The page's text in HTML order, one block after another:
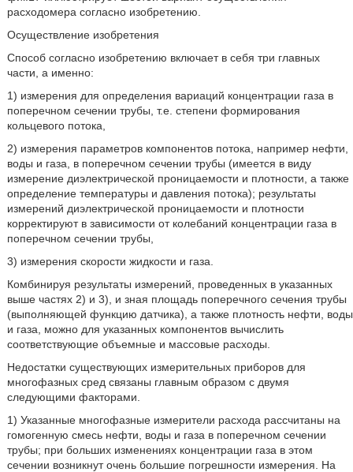
расходомера согласно изобретению.
Осуществление изобретения
Способ согласно изобретению включает в себя три главных
части, а именно:
1) измерения для определения вариаций концентрации газа в
поперечном сечении трубы, т.е. степени формирования
кольцевого потока,
2) измерения параметров компонентов потока, например нефти,
воды и газа, в поперечном сечении трубы (имеется в виду
измерение диэлектрической проницаемости и плотности, а также
определение температуры и давления потока); результаты
измерений диэлектрической проницаемости и плотности
корректируют в зависимости от колебаний концентрации газа в
поперечном сечении трубы,
3) измерения скорости жидкости и газа.
Комбинируя результаты измерений, проведенных в указанных
выше частях 2) и 3), и зная площадь поперечного сечения трубы
(выполняющей функцию датчика), а также плотность нефти, воды
и газа, можно для указанных компонентов вычислить
соответствующие объемные и массовые расходы.
Недостатки существующих измерительных приборов для
многофазных сред связаны главным образом с двумя
следующими факторами.
1) Указанные многофазные измерители расхода рассчитаны на
гомогенную смесь нефти, воды и газа в поперечном сечении
трубы; при больших изменениях концентрации газа в этом
сечении возникнут очень большие погрешности измерения. На